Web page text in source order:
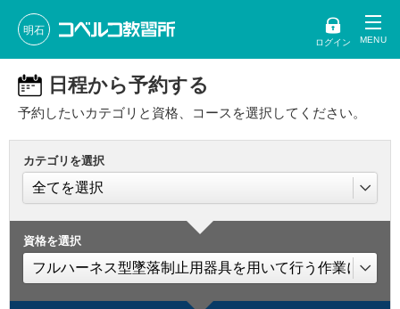
明石
ログイン
日程から予約する
予約したいカテゴリと資格、コースを選択してください。
カテゴリを選択
資格を選択